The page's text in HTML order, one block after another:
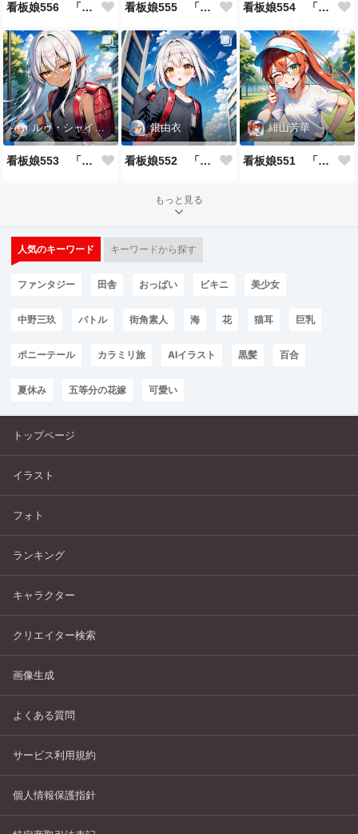
看板娘556 「久慈透のよもやま話」 看板娘555 「帰還、そして目覚め。」 看板娘554 「竹田アニーのよもやま話」
ルゥ・シャイニー
看板娘553 「ルゥ・シャイニーのよもやま話」
銀由衣
看板娘552 「銀由衣」
緋山芳華
看板娘551 「緋山芳華のよもやま話」
もっと見る
人気のキーワード キーワードから探す
ファンタジー 田舎 おっぱい ビキニ 美少女
中野三玖 バトル 街角素人 海 花 猫耳 巨乳
ポニーテール カラミリ旅 AIイラスト 黒髪 百合
夏休み 五等分の花嫁 可愛い
トップページ
イラスト
フォト
ランキング
キャラクター
クリエイター検索
画像生成
よくある質問
サービス利用規約
個人情報保護指針